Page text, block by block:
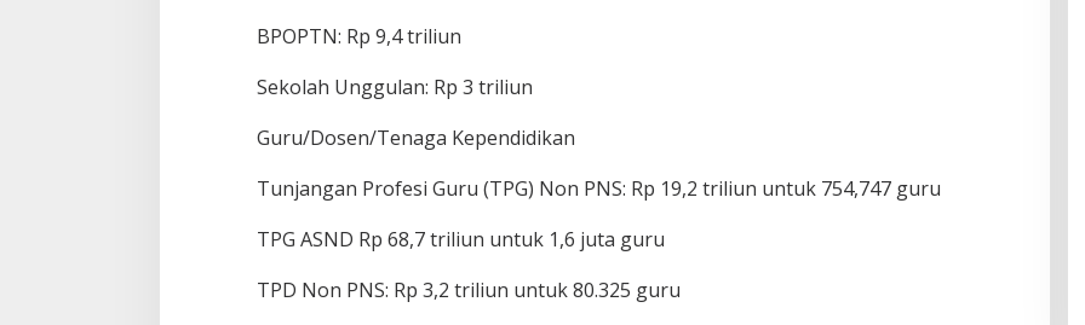
BPOPTN: Rp 9,4 triliun
Sekolah Unggulan: Rp 3 triliun
Guru/Dosen/Tenaga Kependidikan
Tunjangan Profesi Guru (TPG) Non PNS: Rp 19,2 triliun untuk 754,747 guru
TPG ASND Rp 68,7 triliun untuk 1,6 juta guru
TPD Non PNS: Rp 3,2 triliun untuk 80.325 guru